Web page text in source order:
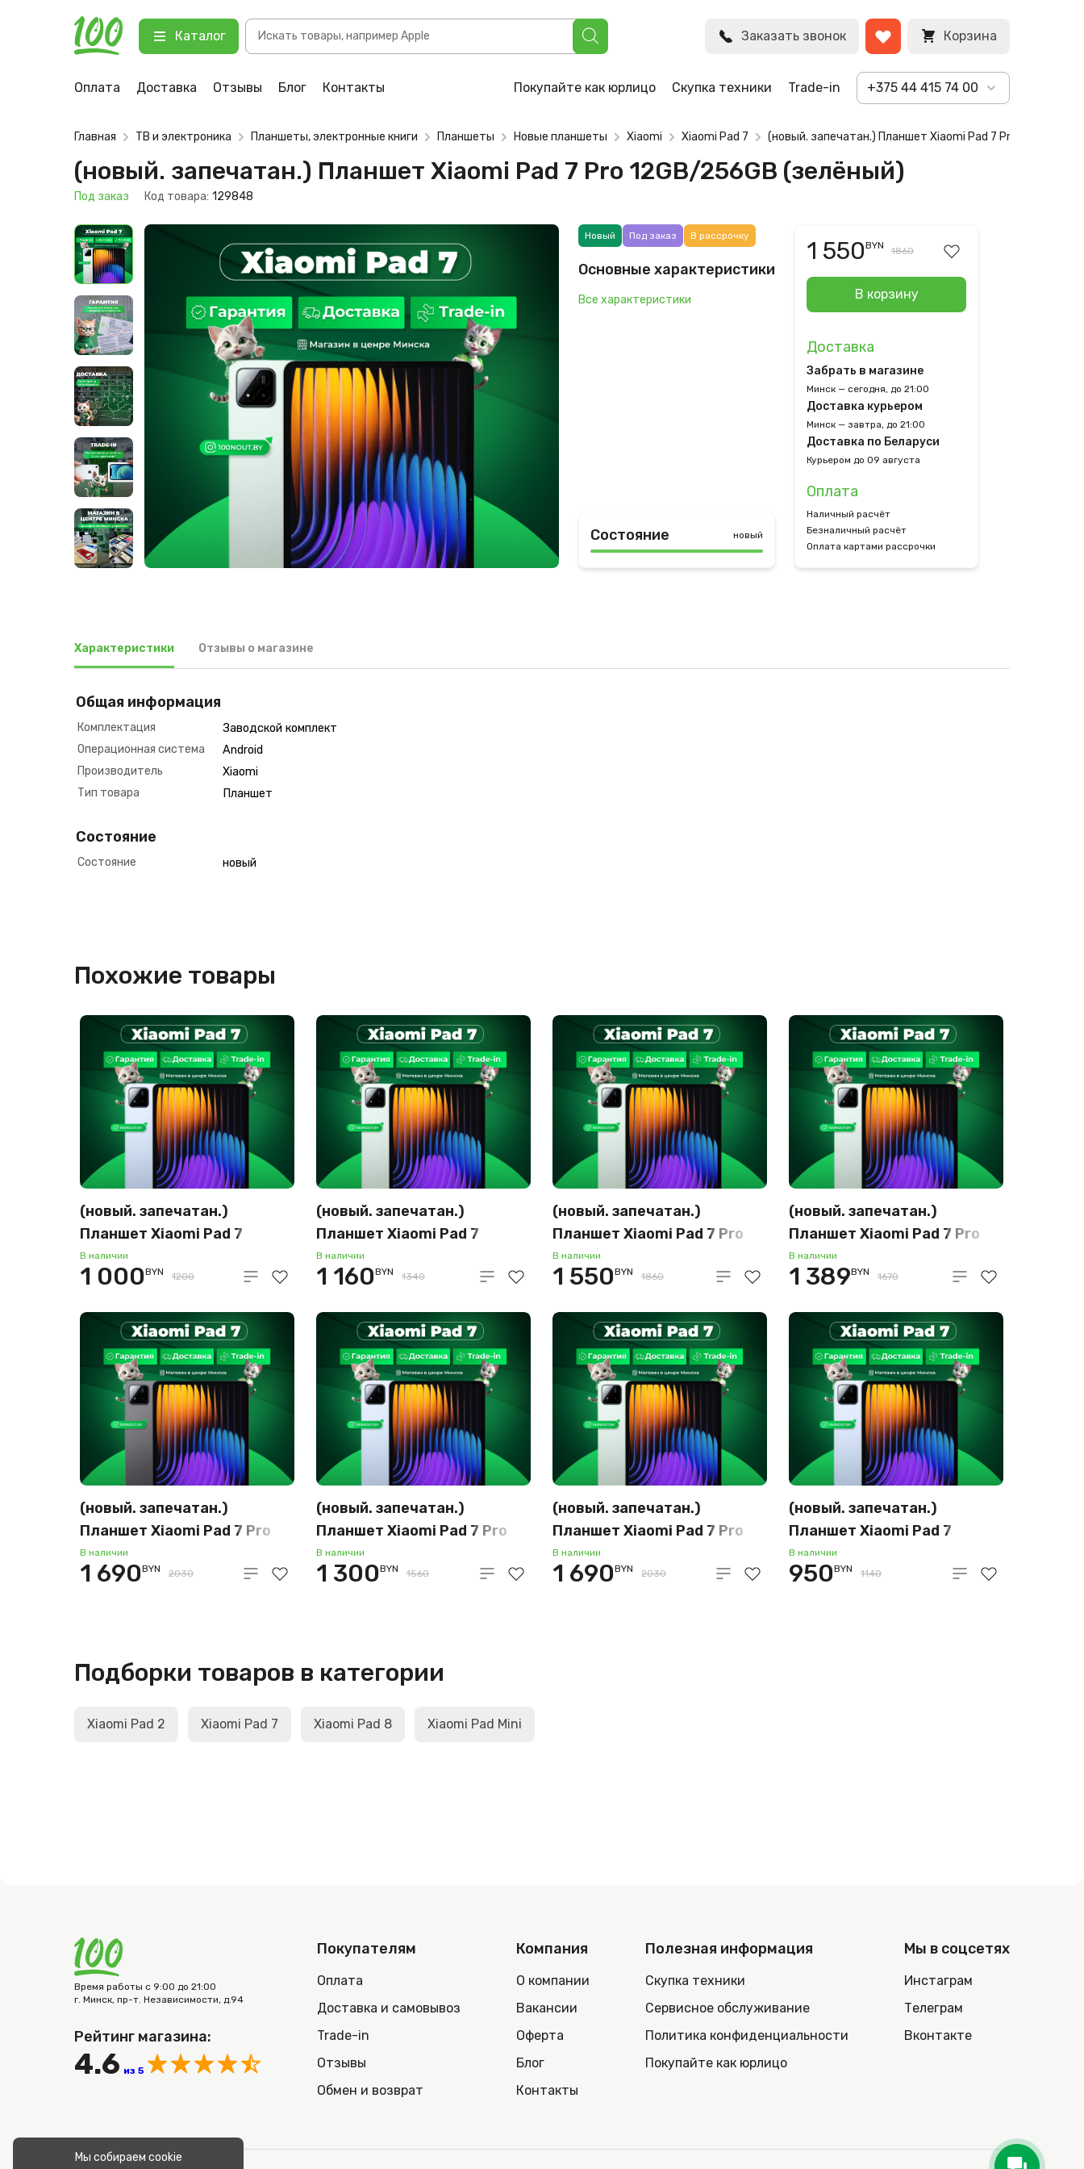
Каталог
Поиск
товаров
Заказать звонок Корзина
Оплата Доставка Отзывы Блог Контакты Покупайте как юрлицо Скупка техники Trade-in +375 44 415 74 00
(новый. запечатан.) Планшет Xiaomi Pad 7 Pro 12GB/256GB (зелёный)
123 Под заказ
BYN
Главная ТВ и электроника Планшеты, электронные книги Планшеты Новые планшеты Xiaomi Xiaomi Pad 7 (новый. запечатан.) Планшет Xiaomi Pad 7 Pro 12GB/
(новый. запечатан.) Планшет Xiaomi Pad 7 Pro 12GB/256GB (зелёный)
Под заказ Код товара: 129848
Новый Под заказ В рассрочку
Основные характеристики
Все характеристики
Состояние новый
1 550BYN 1860
В корзину
Доставка
Забрать в магазине
Минск — сегодня, до 21:00
Доставка курьером
Минск — завтра, до 21:00
Доставка по Беларуси
Курьером до 09 августа
Оплата
Наличный расчёт
Безналичный расчёт
Оплата картами рассрочки
Характеристики Отзывы о магазине
Общая информация
Комплектация
Заводской комплект
Операционная система
Android
Производитель
Xiaomi
Тип товара
Планшет
Состояние
Состояние новый
Похожие товары
(новый. запечатан.)
Планшет Xiaomi Pad 7
8GB/256GB (голубой)
В наличии
1 000BYN 1200
(новый. запечатан.)
Планшет Xiaomi Pad 7
12GB/256GB (зелёный)
В наличии
1 160BYN 1340
(новый. запечатан.)
Планшет Xiaomi Pad 7 Pro
12GB/256GB (зелёный)
В наличии
1 550BYN 1860
(новый. запечатан.)
Планшет Xiaomi Pad 7 Pro
8GB/128GB (зелёный)
В наличии
1 389BYN 1670
(новый. запечатан.)
Планшет Xiaomi Pad 7 Pro
12GB/512GB (темно-серый)
В наличии
1 690BYN 2030
(новый. запечатан.)
Планшет Xiaomi Pad 7 Pro
8GB/128GB (голубой)
В наличии
1 300BYN 1560
(новый. запечатан.)
Планшет Xiaomi Pad 7 Pro
12GB/512GB (зелёный)
В наличии
1 690BYN 2030
(новый. запечатан.)
Планшет Xiaomi Pad 7
8GB/128GB (голубой)
В наличии
950BYN 1140
Подборки товаров в категории
Xiaomi Pad 2 Xiaomi Pad 7 Xiaomi Pad 8 Xiaomi Pad Mini
Время работы с 9:00 до 21:00
г. Минск, пр-т. Независимости, д.94
Рейтинг магазина:
4.6 из 5
Покупателям
Оплата
Доставка и самовывоз
Trade-in
Отзывы
Обмен и возврат
Компания
О компании
Вакансии
Оферта
Блог
Контакты
Полезная информация
Скупка техники
Сервисное обслуживание
Политика конфиденциальности
Покупайте как юрлицо
Мы в соцсетях
Инстаграм
Телеграм
Вконтакте
Мы собираем cookie